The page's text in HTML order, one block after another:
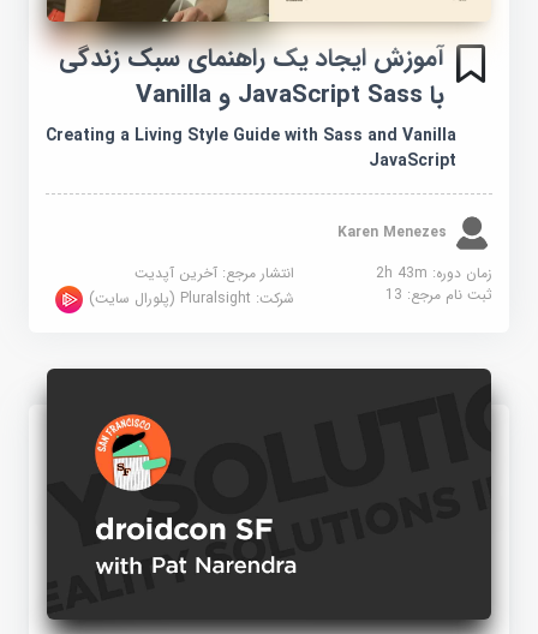
آموزش ایجاد یک راهنمای سبک زندگی
با JavaScript Sass و Vanilla
Creating a Living Style Guide with Sass and Vanilla
JavaScript
Karen Menezes
زمان دوره: 2h 43m
انتشار مرجع:آخرین آپدیت
ثبت نام مرجع:13 شرکت:Pluralsight (پلورال سایت)